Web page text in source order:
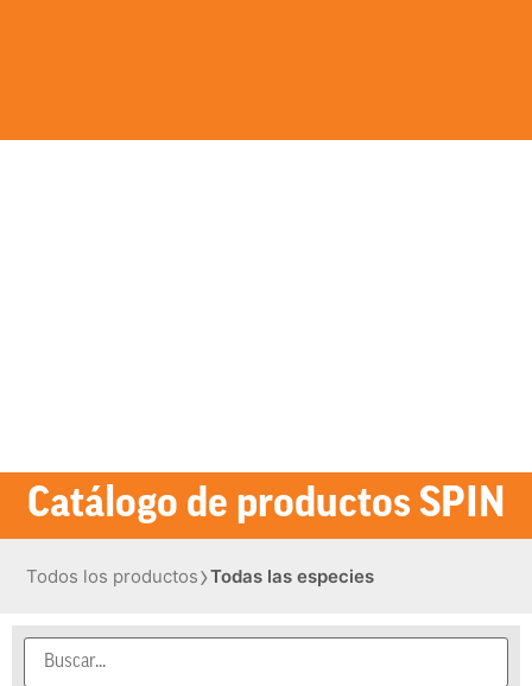
Catálogo de productos SPIN
Todos los productos›Todas las especies